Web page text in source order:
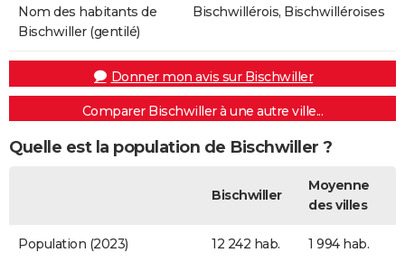
Nom des habitants de
Bischwiller (gentilé)
Bischwillérois, Bischwilléroises
Donner mon avis sur Bischwiller
Comparer Bischwiller à une autre ville...
Quelle est la population de Bischwiller ?
Bischwiller
Moyenne
des villes
Population (2023) 12 242 hab. 1 994 hab.